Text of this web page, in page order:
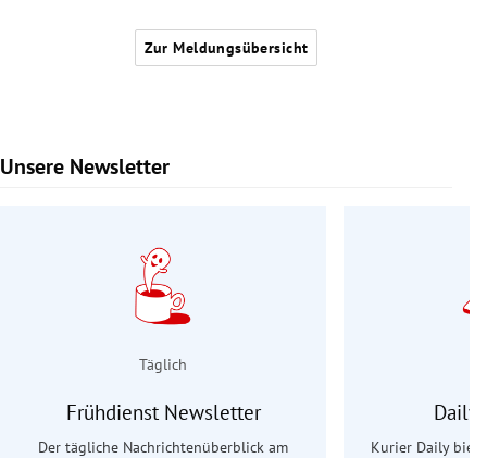
Zur Meldungsübersicht
Unsere Newsletter
Slide 1 von 9
Täglich
Frühdienst Newsletter
Der tägliche Nachrichtenüberblick am
Daily
Kurier Daily